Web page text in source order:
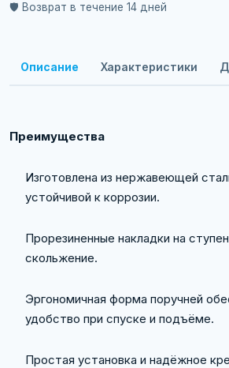
🛡️ Возврат в течение 14 дней
Описание Характеристики
Преимущества
Изготовлена из нержавеющей
устойчивой к коррозии.
Прорезиненные накладки на
скольжение.
Эргономичная форма поручней
удобство при спуске и подъёме.
Простая установка и надёжное